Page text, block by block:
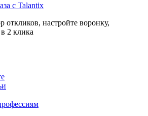
с Talantix
откликов, настройте воронку,
2 клика